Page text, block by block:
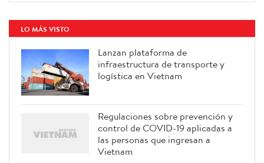
LO MÁS VISTO
Lanzan plataforma de
infraestructura de transporte y
logística en Vietnam
Regulaciones sobre prevención y
control de COVID-19 aplicadas a
las personas que ingresan a
Vietnam